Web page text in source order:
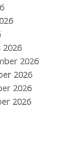
2026
2026
2026
2026
2026